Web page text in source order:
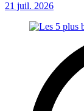
21 juil. 2026